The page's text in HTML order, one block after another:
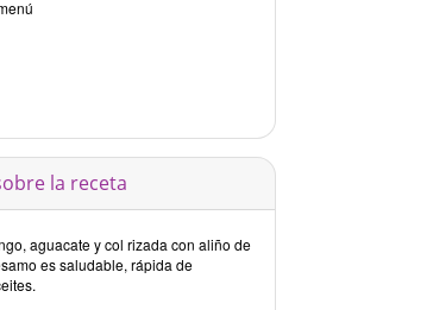
la receta
aguacate y col rizada con aliño de
es saludable, rápida de